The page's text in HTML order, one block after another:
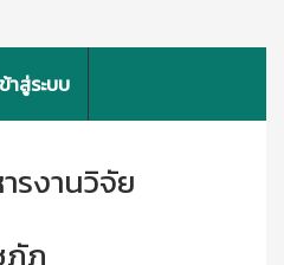
าสู่ระบบ
รงานวิจัย
ภัฏ